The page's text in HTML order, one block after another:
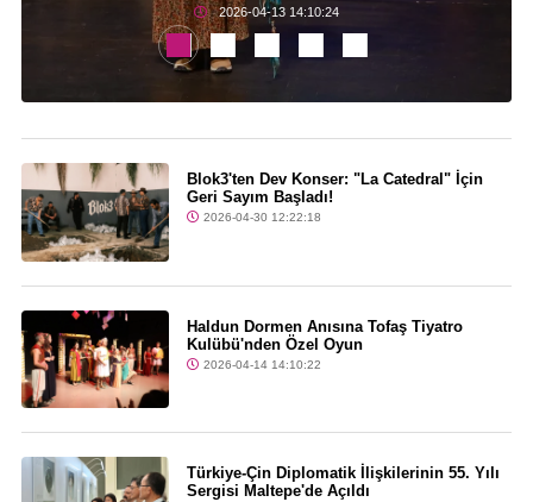
2026-04-13 14:10:24
Blok3'ten Dev Konser: "La Catedral" İçin
Geri Sayım Başladı!
2026-04-30 12:22:18
Haldun Dormen Anısına Tofaş Tiyatro
Kulübü'nden Özel Oyun
2026-04-14 14:10:22
Türkiye-Çin Diplomatik İlişkilerinin 55. Yılı
Sergisi Maltepe'de Açıldı